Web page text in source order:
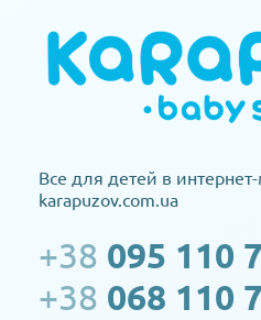
Все для детей в
karapuzov.com.ua
+38 095 110
+38 068 110